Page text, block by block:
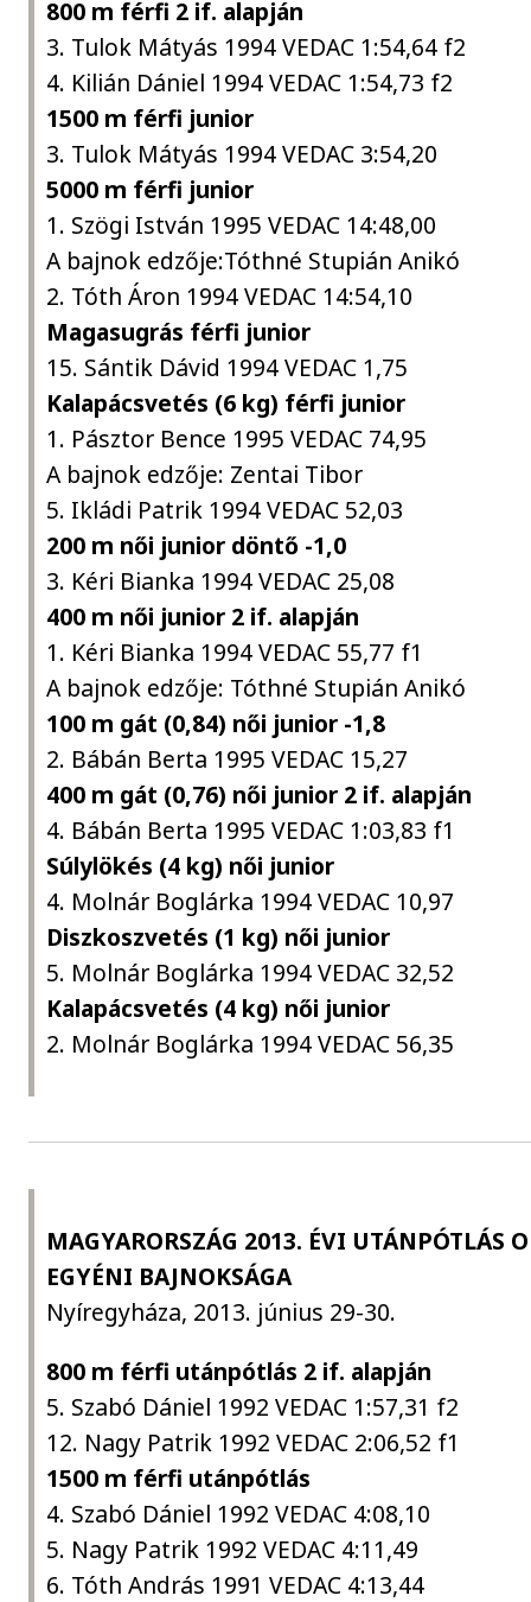
800 m férfi 2 if. alapján
3. Tulok Mátyás 1994 VEDAC 1:54,64 f2
4. Kilián Dániel 1994 VEDAC 1:54,73 f2
1500 m férfi junior
3. Tulok Mátyás 1994 VEDAC 3:54,20
5000 m férfi junior
1. Szögi István 1995 VEDAC 14:48,00
A bajnok edzője:Tóthné Stupián Anikó
2. Tóth Áron 1994 VEDAC 14:54,10
Magasugrás férfi junior
15. Sántik Dávid 1994 VEDAC 1,75
Kalapácsvetés (6 kg) férfi junior
1. Pásztor Bence 1995 VEDAC 74,95
A bajnok edzője: Zentai Tibor
5. Ikládi Patrik 1994 VEDAC 52,03
200 m női junior döntő -1,0
3. Kéri Bianka 1994 VEDAC 25,08
400 m női junior 2 if. alapján
1. Kéri Bianka 1994 VEDAC 55,77 f1
A bajnok edzője: Tóthné Stupián Anikó
100 m gát (0,84) női junior -1,8
2. Bábán Berta 1995 VEDAC 15,27
400 m gát (0,76) női junior 2 if. alapján
4. Bábán Berta 1995 VEDAC 1:03,83 f1
Súlylökés (4 kg) női junior
4. Molnár Boglárka 1994 VEDAC 10,97
Diszkoszvetés (1 kg) női junior
5. Molnár Boglárka 1994 VEDAC 32,52
Kalapácsvetés (4 kg) női junior
2. Molnár Boglárka 1994 VEDAC 56,35
MAGYARORSZÁG 2013. ÉVI UTÁNPÓTLÁS
EGYÉNI BAJNOKSÁGA
Nyíregyháza, 2013. június 29-30.
800 m férfi utánpótlás 2 if. alapján
5. Szabó Dániel 1992 VEDAC 1:57,31 f2
12. Nagy Patrik 1992 VEDAC 2:06,52 f1
1500 m férfi utánpótlás
4. Szabó Dániel 1992 VEDAC 4:08,10
5. Nagy Patrik 1992 VEDAC 4:11,49
6. Tóth András 1991 VEDAC 4:13,44